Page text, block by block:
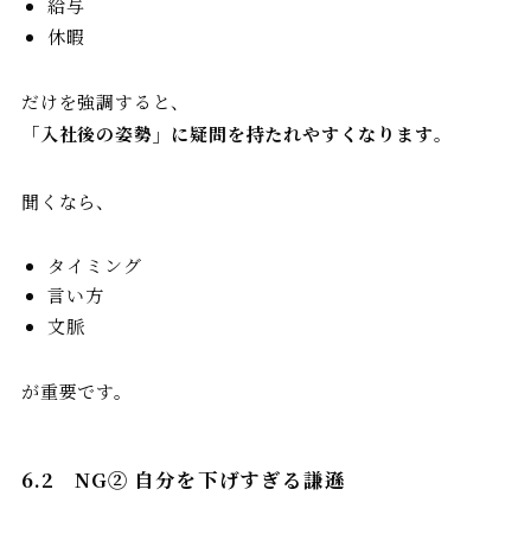
給与
休暇
だけを強調すると、
「入社後の姿勢」に疑問を持たれやすくなります。
聞くなら、
タイミング
言い方
文脈
が重要です。
6.2NG② 自分を下げすぎる謙遜